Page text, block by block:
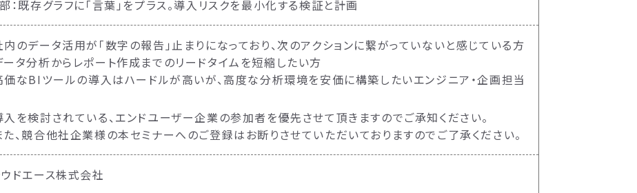
：既存グラフに「言葉」をプラス。導入リスクを最小化する検証と計画
内のデータ活用が「数字の報告」止まりになっており、次のアクションに繋がっていないと感じている方
ータ分析からレポート作成までのリードタイムを短縮したい方
価なBIツールの導入はハードルが高いが、高度な分析環境を安価に構築したいエンジニア・企画担当
を検討されている、エンドユーザー企業の参加者を優先させて頂きますのでご承知ください。
、競合他社企業様の本セミナーへのご登録はお断りさせていただいておりますのでご了承ください。
ウドエース株式会社